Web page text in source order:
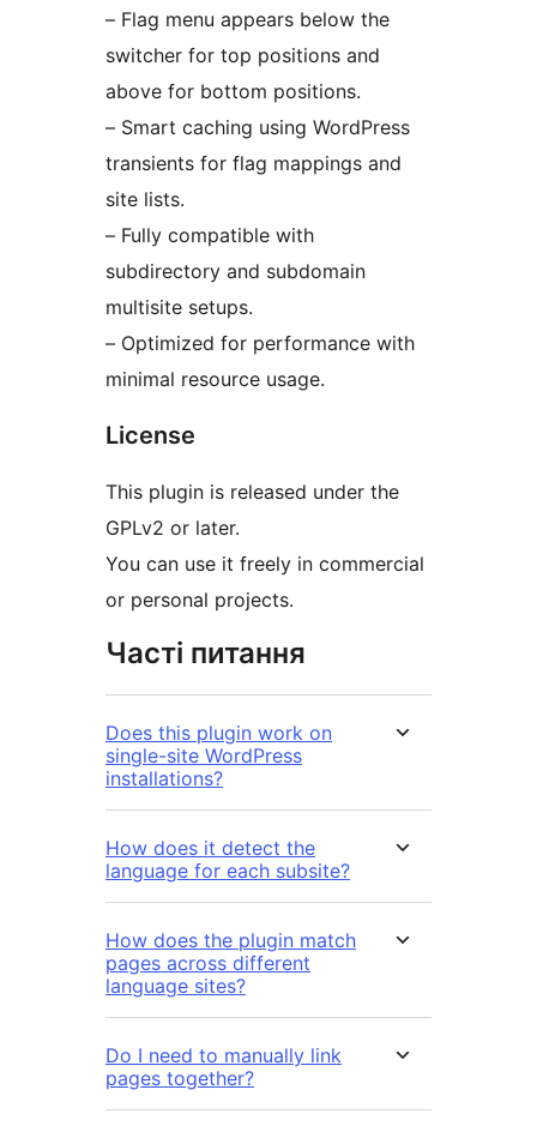
– Flag menu appears below the
switcher for top positions and
above for bottom positions.
– Smart caching using WordPress
transients for flag mappings and
site lists.
– Fully compatible with
subdirectory and subdomain
multisite setups.
– Optimized for performance with
minimal resource usage.
License
This plugin is released under the
GPLv2 or later.
You can use it freely in commercial
or personal projects.
Часті питання
Does this plugin work on
single-site WordPress
installations?
How does it detect the
language for each subsite?
How does the plugin match
pages across different
language sites?
Do I need to manually link
pages together?